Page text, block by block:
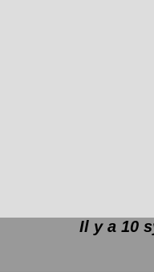
Il y a 10